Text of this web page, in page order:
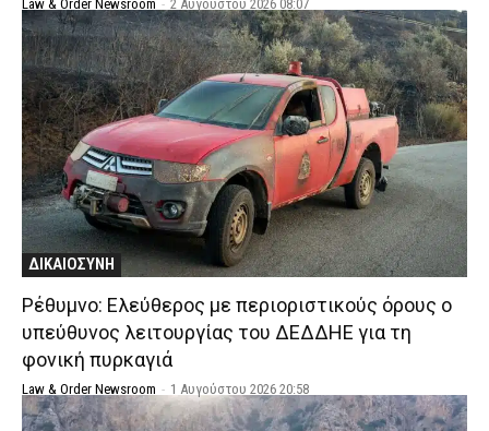
Law & Order Newsroom - 2 Αυγούστου 2026 08:07
ΔΙΚΑΙΟΣΥΝΗ
Ρέθυμνο: Ελεύθερος με περιοριστικούς όρους ο
υπεύθυνος λειτουργίας του ΔΕΔΔΗΕ για τη
φονική πυρκαγιά
Law & Order Newsroom - 1 Αυγούστου 2026 20:58